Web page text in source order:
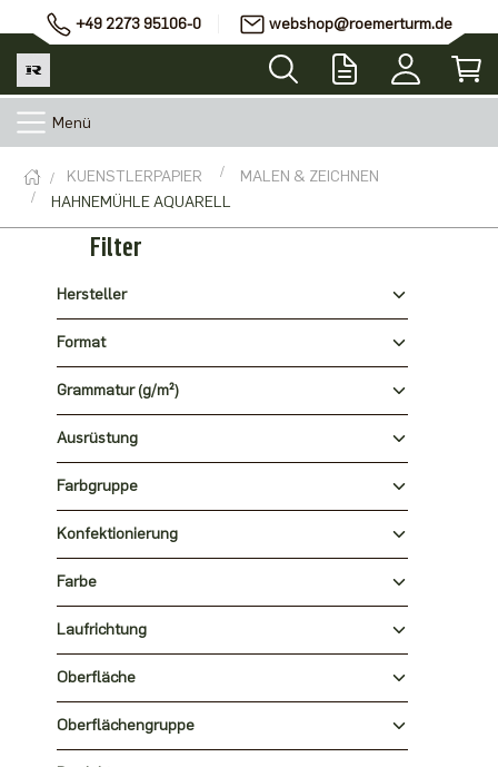
+49 2273 95106-0 webshop@roemerturm.de
Menü
KUENSTLERPAPIER
MALEN & ZEICHNEN
HAHNEMÜHLE AQUARELL
Filter
Hersteller
Format
Grammatur (g/m²)
Ausrüstung
Farbgruppe
Konfektionierung
Farbe
Laufrichtung
Oberfläche
Oberflächengruppe